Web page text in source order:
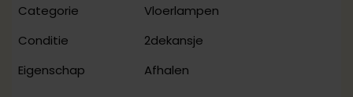
Categorie
Vloerlampen
Conditie
2dekansje
Eigenschap
Afhalen